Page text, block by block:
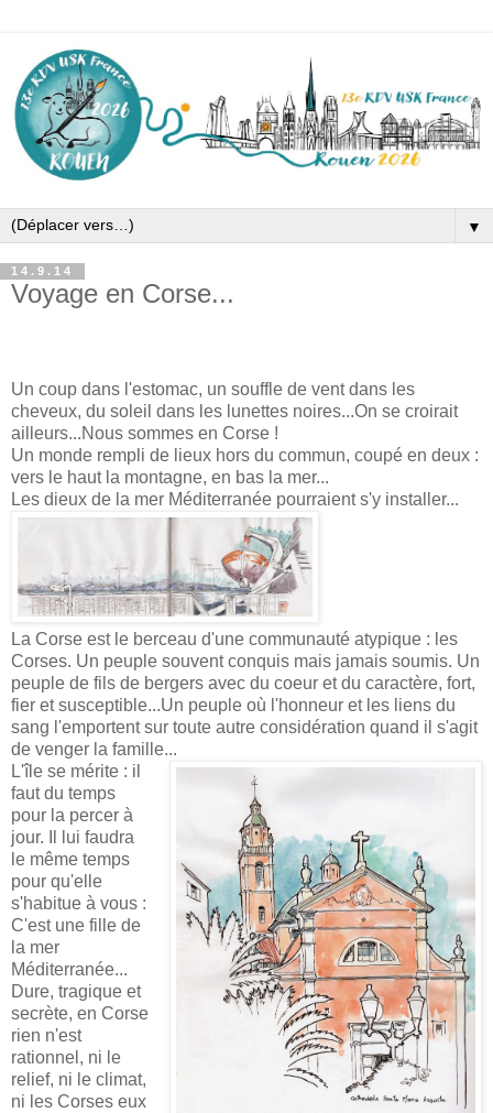
▼
14.9.14
Voyage en Corse...
Un coup dans l'estomac, un souffle de vent dans les
cheveux, du soleil dans les lunettes noires...On se croirait
ailleurs...Nous sommes en Corse !
Un monde rempli de lieux hors du commun, coupé en deux :
vers le haut la montagne, en bas la mer...
Les dieux de la mer Méditerranée pourraient s'y installer...
La Corse est le berceau d'une communauté atypique : les
Corses. Un peuple souvent conquis mais jamais soumis. Un
peuple de fils de bergers avec du coeur et du caractère, fort,
fier et susceptible...Un peuple où l'honneur et les liens du
sang l'emportent sur toute autre considération quand il s'agit
de venger la famille...
L'île se mérite : il
faut du temps
pour la percer à
jour. Il lui faudra
le même temps
pour qu'elle
s'habitue à vous :
C'est une fille de
la mer
Méditerranée...
Dure, tragique et
secrète, en Corse
rien n'est
rationnel, ni le
relief, ni le climat,
ni les Corses eux